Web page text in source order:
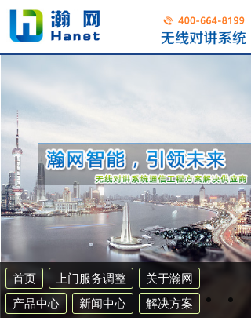
首页 上门服务调整
关于瀚网
产品中心
新闻中心
解决方案